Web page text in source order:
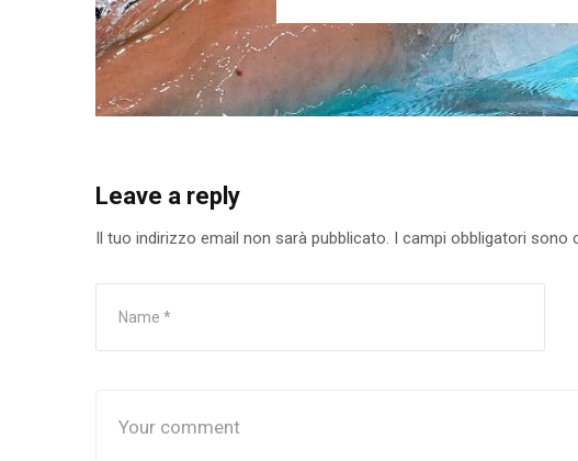
Leave a reply
Il tuo indirizzo email non sarà pubblicato. I campi obbligatori sono